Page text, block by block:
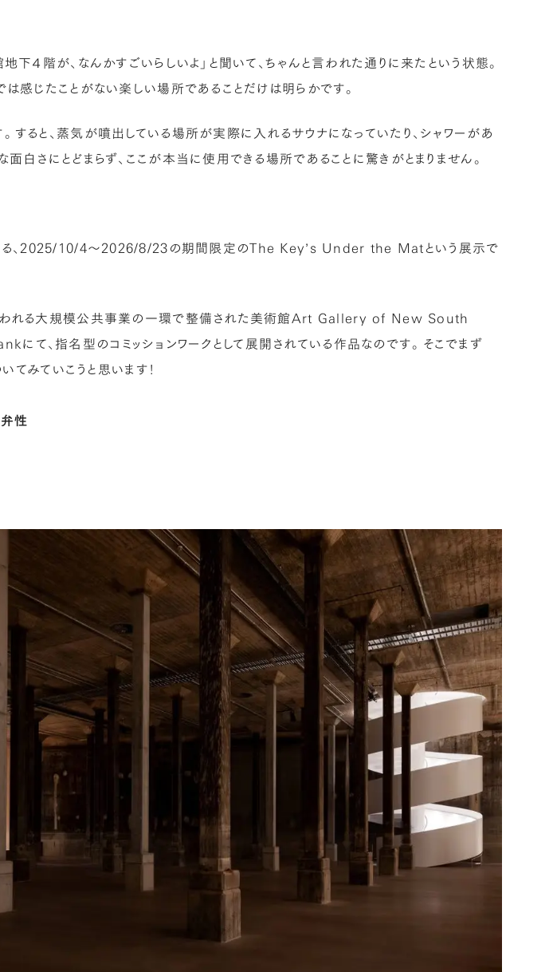
４階が、なんかすごいらしいよ」と聞いて、ちゃんと言われた通りに来たという状態。
感じたことがない楽しい場所であることだけは明らかです。
すると、蒸気が噴出している場所が実際に入れるサウナになっていたり、シャワーがあ
白さにとどまらず、ここが本当に使用できる場所であることに驚きがとまりません。
る、2025/10/4〜2026/8/23の期間限定のThe Key’s Under the Matという展示で
われる大規模公共事業の一環で整備された美術館Art Gallery of New South
て、指名型のコミッションワークとして展開されている作品なのです。そこでまず
みていこうと思います！
性